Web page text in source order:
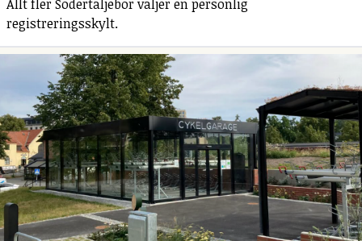
Allt fler Södertäljebor väljer en personlig
registreringsskylt.